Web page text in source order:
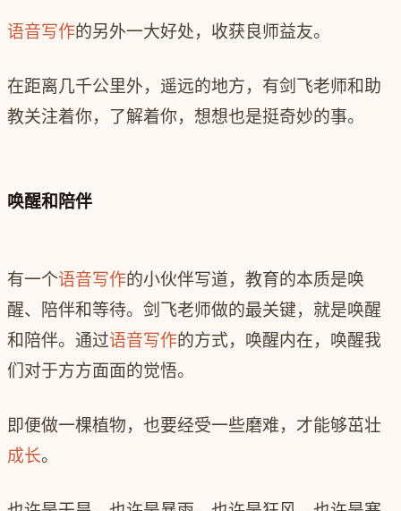
语音写作的另外一大好处，收获良师益友。
在距离几千公里外，遥远的地方，有剑飞老师和助
教关注着你，了解着你，想想也是挺奇妙的事。
唤醒和陪伴
有一个语音写作的小伙伴写道，教育的本质是唤
醒、陪伴和等待。剑飞老师做的最关键，就是唤醒
和陪伴。通过语音写作的方式，唤醒内在，唤醒我
们对于方方面面的觉悟。
即便做一棵植物，也要经受一些磨难，才能够茁壮
成长。